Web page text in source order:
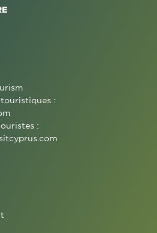
:
: